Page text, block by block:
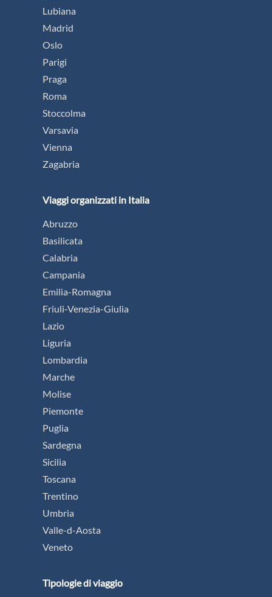
Lubiana
Madrid
Oslo
Parigi
Praga
Roma
Stoccolma
Varsavia
Vienna
Zagabria
Viaggi organizzati in Italia
Abruzzo
Basilicata
Calabria
Campania
Emilia-Romagna
Friuli-Venezia-Giulia
Lazio
Liguria
Lombardia
Marche
Molise
Piemonte
Puglia
Sardegna
Sicilia
Toscana
Trentino
Umbria
Valle-d-Aosta
Veneto
Tipologie di viaggio